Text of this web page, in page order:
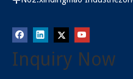
Inquiry Now